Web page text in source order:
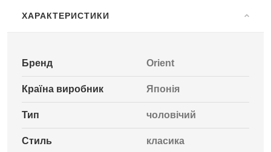
ХАРАКТЕРИСТИКИ
Бренд Orient
Країна виробник Японія
Тип чоловічий
Стиль класика